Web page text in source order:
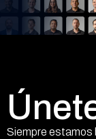
Siempre estamos